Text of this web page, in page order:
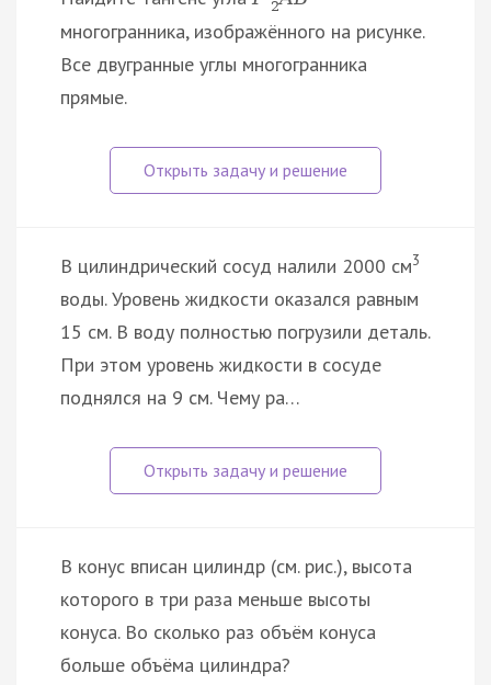
2
многогранника, изображённого на рисунке.
Все двугранные углы многогранника
прямые.
В цилиндрический сосуд налили 2000 см3
воды. Уровень жидкости оказался равным
15 см. В воду полностью погрузили деталь.
При этом уровень жидкости в сосуде
поднялся на 9 см. Чему ра…
В конус вписан цилиндр (см. рис.), высота
которого в три раза меньше высоты
конуса. Во сколько раз объём конуса
больше объёма цилиндра?